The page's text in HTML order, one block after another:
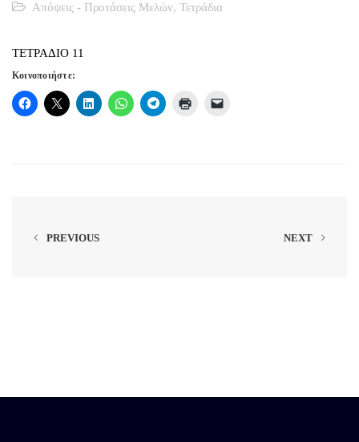
Απόψεις - Προτάσεις Μελών, Τετράδια
ΤΕΤΡΑΔΙΟ 11
Κοινοποιήστε:
PREVIOUS NEXT